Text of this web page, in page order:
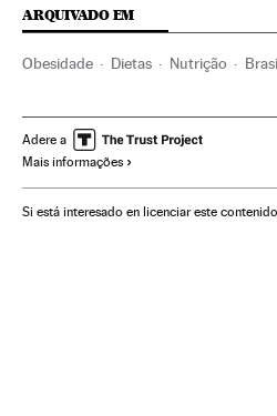
ARQUIVADO EM
Obesidade Dietas Nutrição
El Comidista
Adere a
Mais informações
Si está interesado en licenciar este